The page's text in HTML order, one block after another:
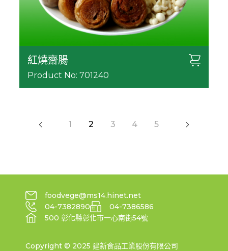
紅燒齋腸
Product No: 701240
1 2 3 4 5
foodvege@ms14.hinet.net
04-7382890
04-7386586
500 彰化縣彰化市一心南街54號
Copyright © 2025 建新食品工業股份有限公司